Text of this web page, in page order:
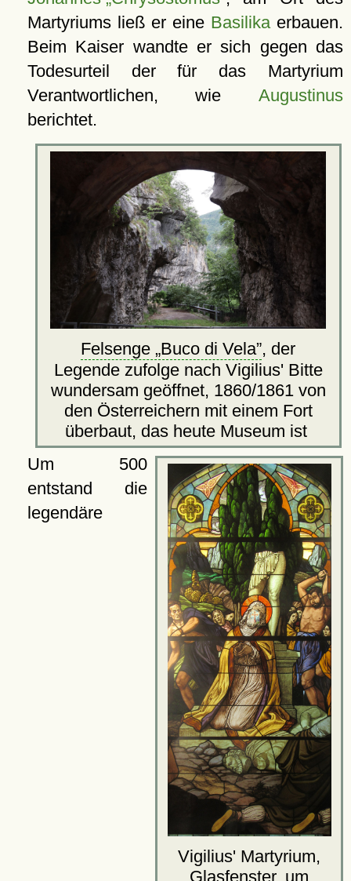
Martyriums ließ er eine Basilikaerbauen.
Beim Kaiser wandte er sich gegen das
Todesurteil der für das Martyrium
Verantwortlichen, wie Augustinus
berichtet.
Felsenge Buco di Vela , der
Legende zufolge nach Vigilius' Bitte
wundersam geöffnet, 1860/1861 von
den Österreichern mit einem Fort
überbaut, das heute Museum ist
Vigilius' Martyrium,
Glasfenster, um
Um 500
entstand die
legendäre